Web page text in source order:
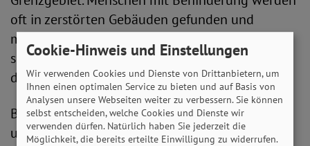
oft in zerstörten Gebäuden gefunden und
müssen geborgen werden. Die Versorgung ist
schwierig und meistens ist die Barrierefreiheit in
den Notunterkünften nicht gegeben.
Bei Menschen mit kognitiven Einschränkungen
und psychischen Erkrankungen wiegt das
Cookie-Hinweis und Einstellungen
Wir verwenden Cookies und Dienste von Drittanbietern, um
Ihnen einen optimalen Service zu bieten und auf Basis von
Analysen unsere Webseiten weiter zu verbessern. Sie können
selbst entscheiden, welche Cookies und Dienste wir
verwenden dürfen. Natürlich haben Sie jederzeit die
Möglichkeit, die bereits erteilte Einwilligung zu widerrufen.